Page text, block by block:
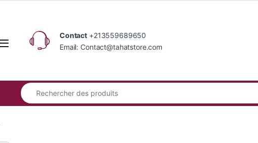
Contact +213559689650
Email: Contact@tahatstore.com
Search for: